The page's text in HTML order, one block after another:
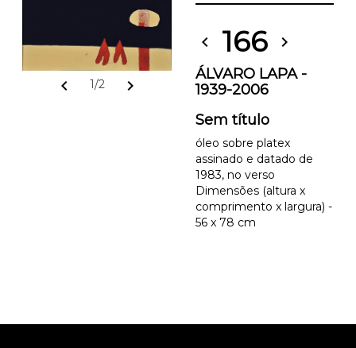
chevron_left 1/2 chevron_right
chevron_left 166 chevron_right
ÁLVARO LAPA -
1939-2006
Sem título
óleo sobre platex
assinado e datado de
1983, no verso
Dimensões (altura x
comprimento x largura) -
56 x 78 cm